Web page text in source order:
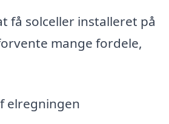
få solceller installeret på
mange fordele,
elregningen